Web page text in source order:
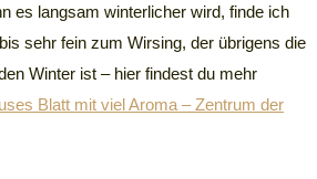
es langsam winterlicher wird, finde ich
sehr fein zum Wirsing, der übrigens die
Winter ist – hier findest du mehr
Blatt mit viel Aroma – Zentrum der